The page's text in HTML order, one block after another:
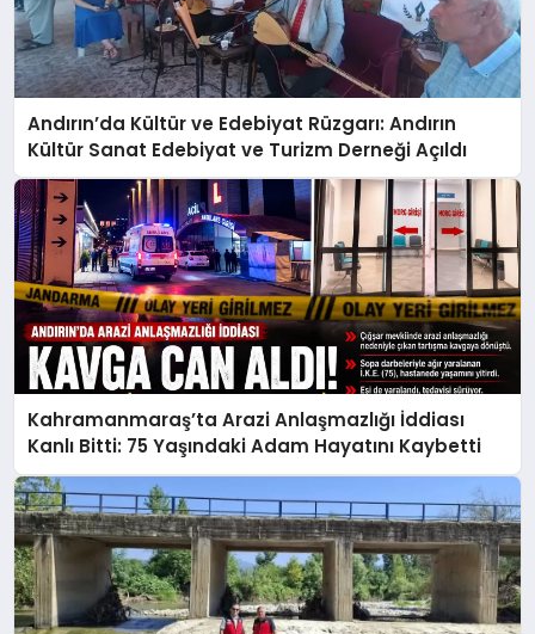
Andırın’da Kültür ve Edebiyat Rüzgarı: Andırın
Kültür Sanat Edebiyat ve Turizm Derneği Açıldı
Kahramanmaraş’ta Arazi Anlaşmazlığı İddiası
Kanlı Bitti: 75 Yaşındaki Adam Hayatını Kaybetti